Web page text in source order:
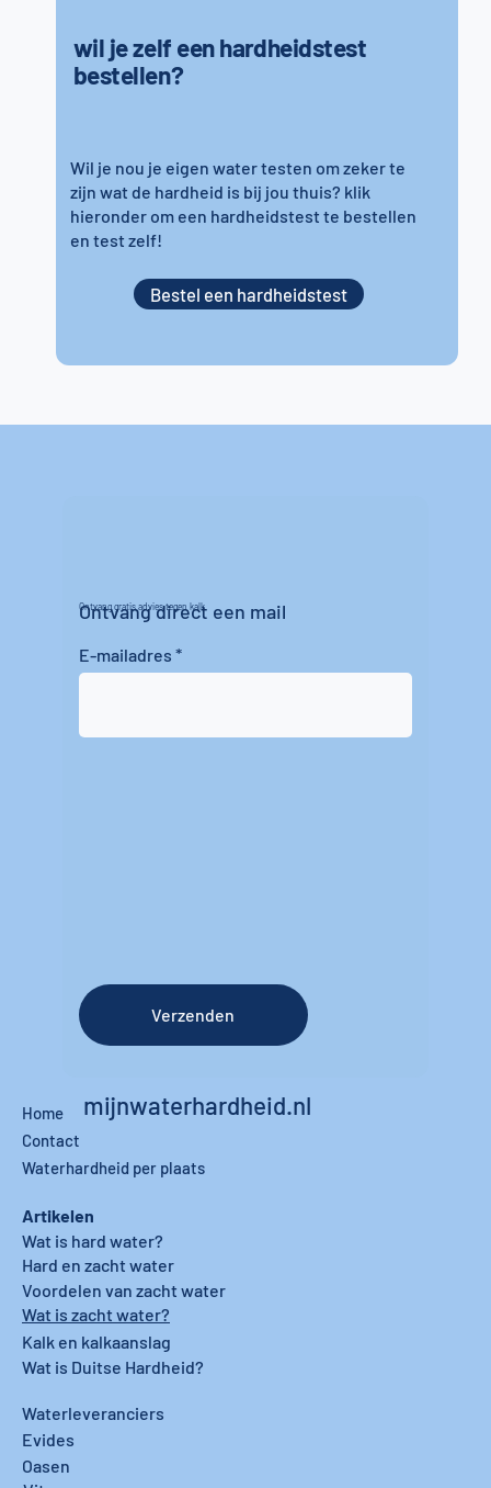
wil je zelf een hardheidstest
bestellen?
Wil je nou je eigen water testen om zeker te
zijn wat de hardheid is bij jou thuis? klik
hieronder om een hardheidstest te bestellen
en test zelf!
Bestel een hardheidstest
Ontvang gratis advies tegen kalk
Ontvang direct een mail
E-mailadres
Verzenden
mijnwaterhardheid.nl
Home
Contact
Waterhardheid per plaats
Waterleveranciers
Evides
Oasen
Artikelen
Wat is hard water?
Hard en zacht water
Wat is zacht water?
Voordelen van zacht water
Kalk en kalkaanslag
Wat is Duitse Hardheid?